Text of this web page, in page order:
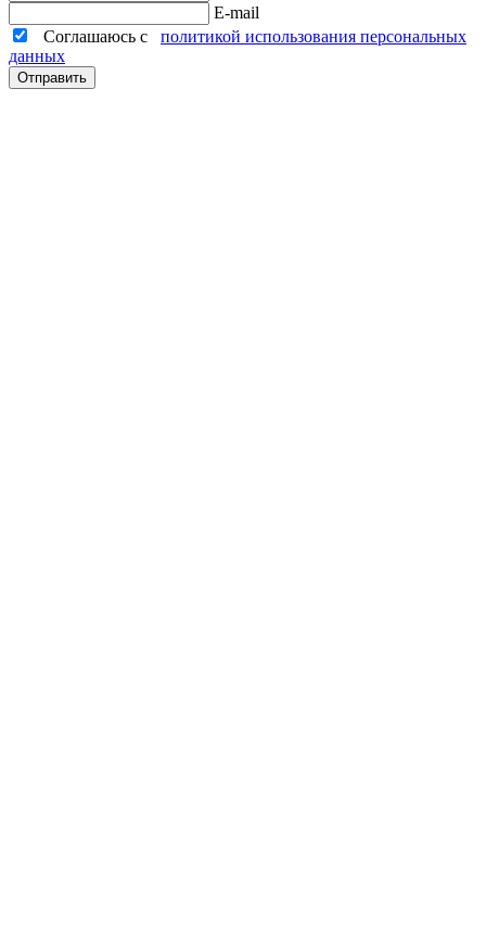
E-mail
Соглашаюсь с политикой использования персональных
данных
Отправить